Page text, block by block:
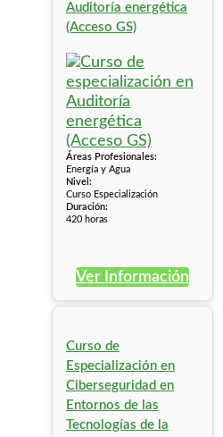
Auditoría energética
(Acceso GS)
Áreas Profesionales:
Energía y Agua
Nivel:
Curso Especialización
Duración:
420 horas
Ver Información
Curso de
Especialización en
Ciberseguridad en
Entornos de las
Tecnologías de la